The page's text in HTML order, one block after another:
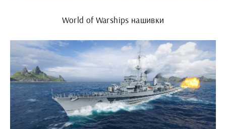
World of Warships нашивки